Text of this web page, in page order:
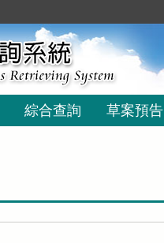
綜合查詢 草案預告